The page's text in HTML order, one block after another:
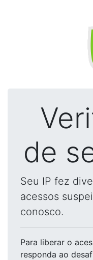
de
Seu IP fez
acessos
conosco.
Para liberar o
responda ao